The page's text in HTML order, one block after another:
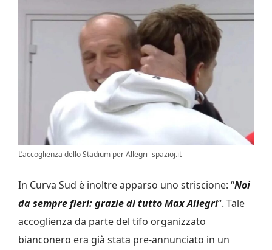
L’accoglienza dello Stadium per Allegri- spazioj.it
In Curva Sud è inoltre apparso uno striscione: “Noi
da sempre fieri: grazie di tutto Max Allegri“. Tale
accoglienza da parte del tifo organizzato
bianconero era già stata pre-annunciato in un